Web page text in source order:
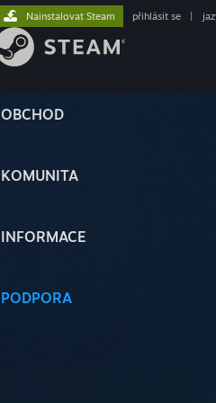
OBCHOD
KOMUNITA
INFORMACE
PODPORA
Nainstalovat Steam přihlásit se